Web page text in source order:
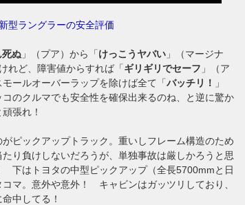
新型ラングラーの安全評価
死ぬ 」（プア）から「けっこうヤバい 」（マージナ
れど、障害値からすれば「ギリギリでセーフ 」（ア
ールオーバーラップを除けば全て「バッチリ！
」
コのクルマでも安全性を確保出来るのね、と逆に驚か
張れ！
ピックアップトラック。重いしフレーム構造のため
り負けしないだろうが、単独事故は厳しかろうと思
下はトヨタの中型ピックアップ（全長5700mmと日
マ。意外や意外！ キャビンはガッツリしており、
中してる！